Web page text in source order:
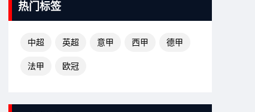
热门标签
中超 英超 意甲 西甲 德甲
法甲 欧冠